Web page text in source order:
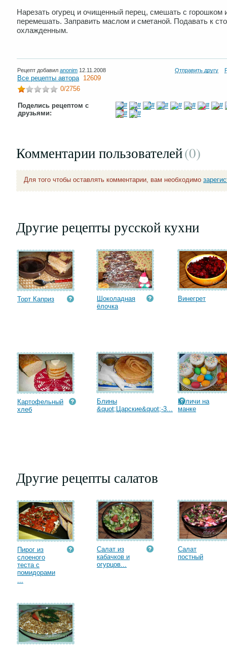
Нарезать огурец и очищенный перец, смешать с горошком
перемешать. Заправить маслом и сметаной. Подавать к
охлажденным.
Рецепт добавил anonim 12.11.2008 Отправить другу
Все рецепты автора 12609
0/2756
Поделись рецептом с
друзьями:
Комментарии пользователей(0)
Для того чтобы оставлять комментарии, вам необходимо
Другие рецепты русской кухни
Торт Каприз
Шоколадная
ёлочка
Винегрет
Картофельный
хлеб
Блины
&quot;Царские&quot;-3...
Куличи на
манке
Другие рецепты салатов
Пирог из
слоеного
теста с
помидорами
...
Салат из
кабачков и
огурцов...
Салат
постный